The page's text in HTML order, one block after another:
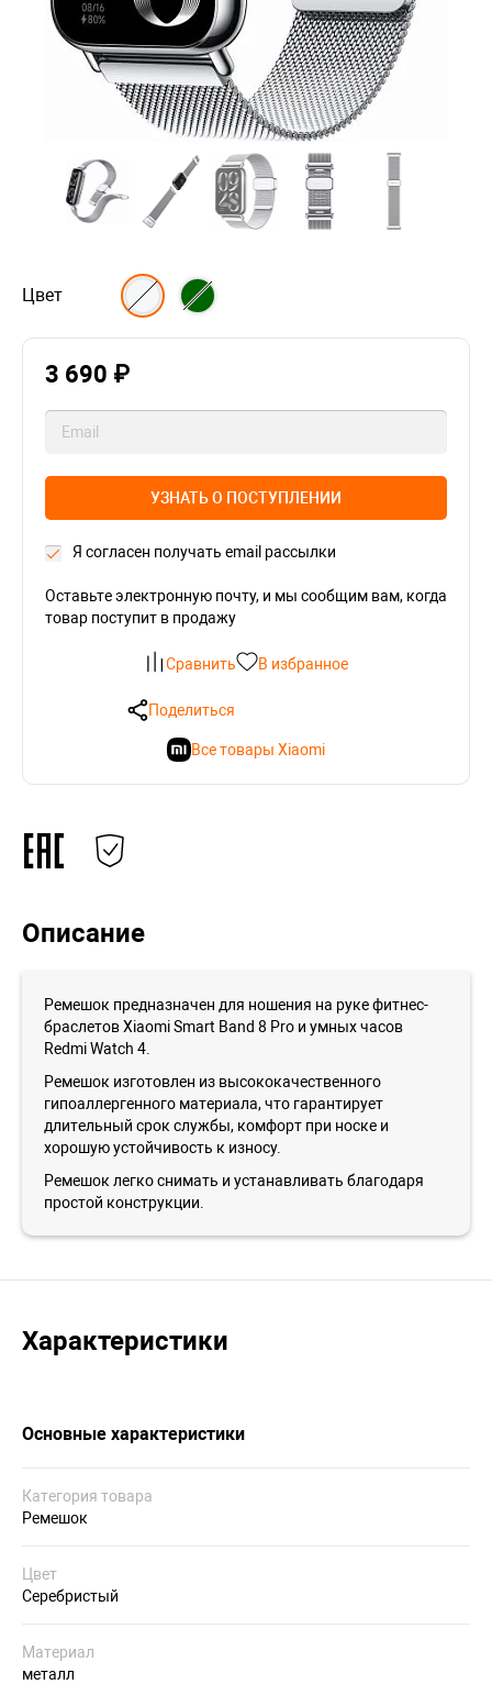
Цвет
3 690 ₽
УЗНАТЬ О ПОСТУПЛЕНИИ
Я согласен получать email рассылки
Оставьте электронную почту, и мы сообщим вам, когда
товар поступит в продажу
Сравнить В избранное
Поделиться
Все товары Xiaomi
Описание
Ремешок предназначен для ношения на руке фитнес-
браслетов Xiaomi Smart Band 8 Pro и умных часов
Redmi Watch 4.
Ремешок изготовлен из высококачественного
гипоаллергенного материала, что гарантирует
длительный срок службы, комфорт при носке и
хорошую устойчивость к износу.
Ремешок легко снимать и устанавливать благодаря
простой конструкции.
Характеристики
Основные характеристики
Категория товара
Ремешок
Цвет
Серебристый
Материал
металл